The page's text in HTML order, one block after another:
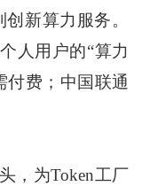
新算力服务。
人用户的“算力
付费；中国联通
为Token工厂